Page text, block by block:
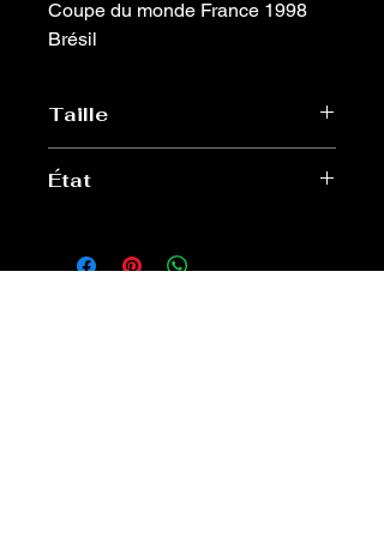
Coupe du monde France 1998
Brésil
Taille
État